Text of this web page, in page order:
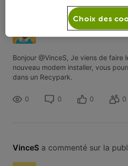
a aimé le
Bonjour @VinceS, Je viens de faire
nouveau modem installer, vous
dans un Recypark.
0 0 0 0
VinceS a commenté sur la
Choix des